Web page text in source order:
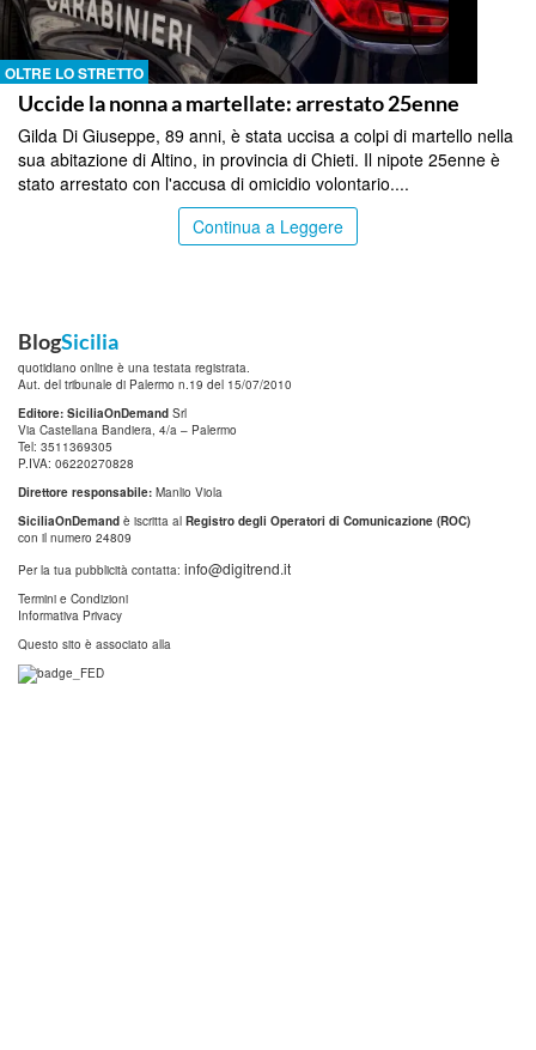
OLTRE LO STRETTO
Uccide la nonna a martellate: arrestato 25enne
Gilda Di Giuseppe, 89 anni, è stata uccisa a colpi di martello nella
sua abitazione di Altino, in provincia di Chieti. Il nipote 25enne è
stato arrestato con l'accusa di omicidio volontario....
Continua a Leggere
BlogSicilia
quotidiano online è una testata registrata.
Aut. del tribunale di Palermo n.19 del 15/07/2010
Editore: SiciliaOnDemand Srl
Via Castellana Bandiera, 4/a – Palermo
Tel: 3511369305
P.IVA: 06220270828
Direttore responsabile: Manlio Viola
SiciliaOnDemand è iscritta al Registro degli Operatori di Comunicazione (ROC)
con il numero 24809
Per la tua pubblicità contatta: info@digitrend.it
Termini e Condizioni
Informativa Privacy
Questo sito è associato alla